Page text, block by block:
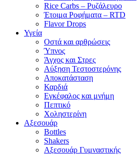
Rice Carbs – Ρυζάλευρο
Έτοιμα Ροφήματα – RTD
Flavor Drops
Υγεία
Οστά και αρθρώσεις
Ύπνος
Άγχος και Στρες
Αύξηση Τεστοστερόνης
Αποκατάσταση
Καρδιά
Εγκέφαλος και μνήμη
Πεπτικό
Χοληστερίνη
Αξεσουάρ
Bottles
Shakers
Αξεσουάρ Γυμναστικής